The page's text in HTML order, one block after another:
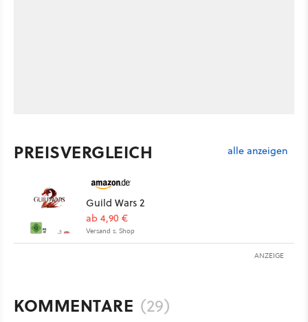
PREISVERGLEICH alle anzeigen
Guild Wars 2
ab 4,90 €
Versand s. Shop
ANZEIGE
KOMMENTARE (29)